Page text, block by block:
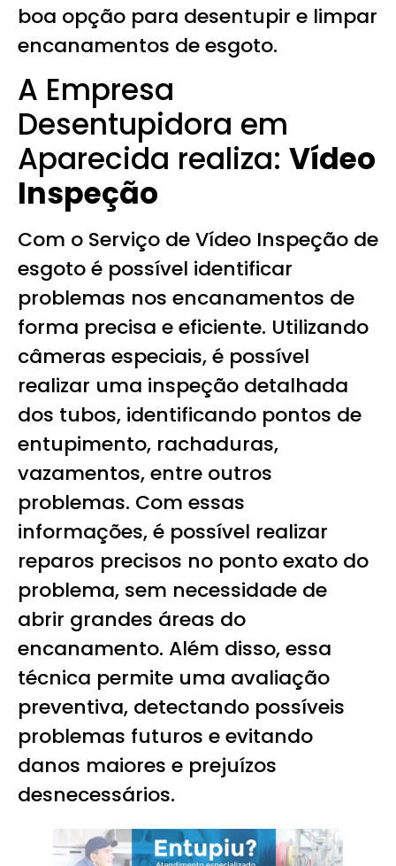
boa opção para desentupir e limpar
encanamentos de esgoto.
A Empresa
Desentupidora em
Aparecida realiza: Vídeo
Inspeção
Com o Serviço de Vídeo Inspeção de
esgoto é possível identificar
problemas nos encanamentos de
forma precisa e eficiente. Utilizando
câmeras especiais, é possível
realizar uma inspeção detalhada
dos tubos, identificando pontos de
entupimento, rachaduras,
vazamentos, entre outros
problemas. Com essas
informações, é possível realizar
reparos precisos no ponto exato do
problema, sem necessidade de
abrir grandes áreas do
encanamento. Além disso, essa
técnica permite uma avaliação
preventiva, detectando possíveis
problemas futuros e evitando
danos maiores e prejuízos
desnecessários.